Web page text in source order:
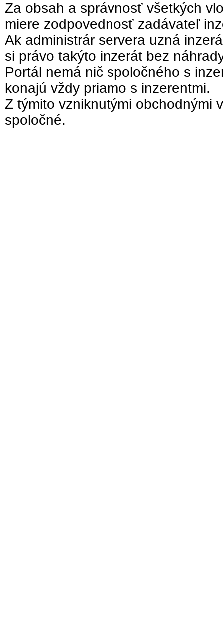
Za obsah a správnosť všetkých
miere zodpovednosť zadávateľ
Ak administrár servera uzná
si právo takýto inzerát bez
Portál nemá nič spoločného s
konajú vždy priamo s inzerentmi.
Z týmito vzniknutými obchodnými
spoločné.